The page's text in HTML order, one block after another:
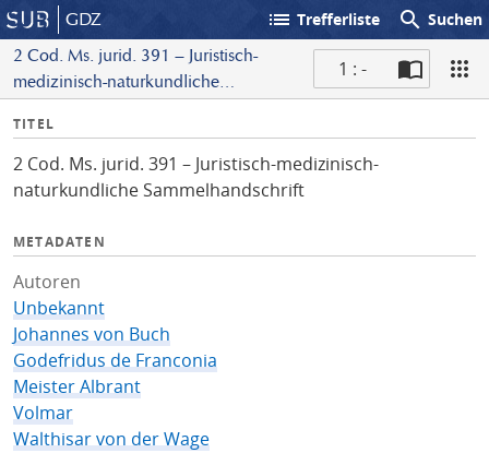
GDZ list Trefferliste search Suchen
2 Cod. Ms. jurid. 391 – Juristisch-
medizinisch-naturkundliche
1 : -
I
f
o
TITEL
2 Cod. Ms. jurid. 391 – Juristisch-medizinisch-
naturkundliche Sammelhandschrift
METADATEN
Autoren
Unbekannt
Johannes von Buch
Godefridus de Franconia
Meister Albrant
Volmar
Walthisar von der Wage